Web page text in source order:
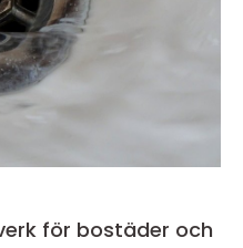
för bostäder och